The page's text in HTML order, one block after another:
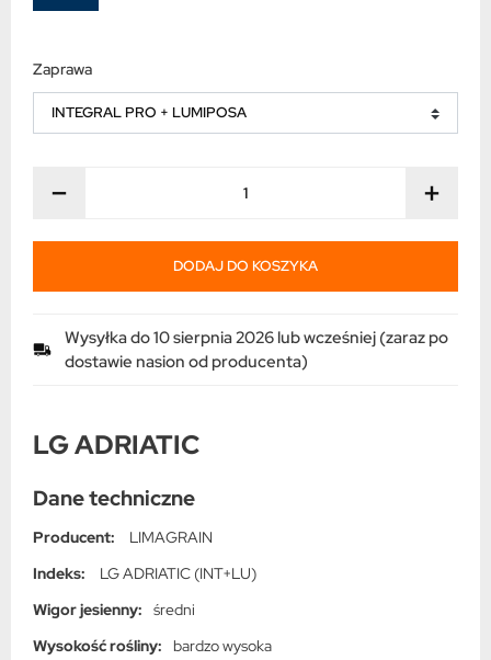
LG ADRIATIC
Dane techniczne
Producent:
LIMAGRAIN
Indeks:
LG ADRIATIC (INT+LU)
Wigor jesienny:
średni
Wysokość rośliny:
bardzo wysoka
Zaprawa
− +
DODAJ DO KOSZYKA
Wysyłka do 10 sierpnia 2026 lub wcześniej (zaraz po
dostawie nasion od producenta)